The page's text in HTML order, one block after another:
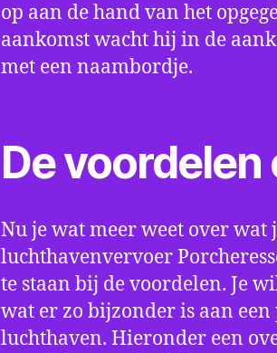
op aan de hand van het
aankomst wacht hij in de
met een naambordje.
De voordelen
Nu je wat meer weet over
luchthavenvervoer
te staan bij de voordelen. Je
wat er zo bijzonder is aan
luchthaven. Hieronder een